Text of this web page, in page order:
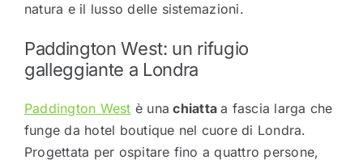
natura e il lusso delle sistemazioni.
Paddington West: un rifugio
galleggiante a Londra
Paddington West è una chiattaa fascia larga che
funge da hotel boutique nel cuore di Londra.
Progettata per ospitare fino a quattro persone,